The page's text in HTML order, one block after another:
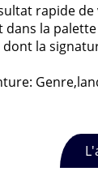
rapide
dans la
dont la